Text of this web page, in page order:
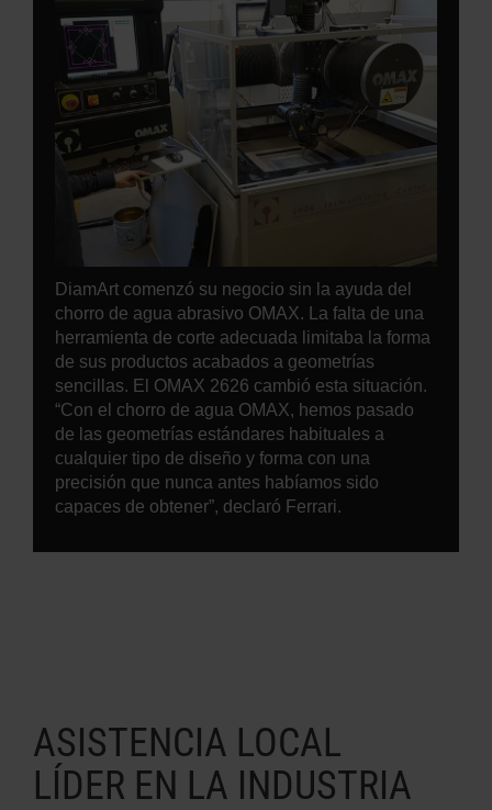
DiamArt comenzó su negocio sin la ayuda del
chorro de agua abrasivo OMAX. La falta de una
herramienta de corte adecuada limitaba la forma
de sus productos acabados a geometrías
sencillas. El OMAX 2626 cambió esta situación.
“Con el chorro de agua OMAX, hemos pasado
de las geometrías estándares habituales a
cualquier tipo de diseño y forma con una
precisión que nunca antes habíamos sido
capaces de obtener”, declaró Ferrari.
ASISTENCIA LOCAL
LÍDER EN LA INDUSTRIA